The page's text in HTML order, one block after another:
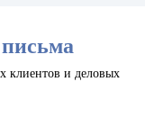
клиентов и деловых